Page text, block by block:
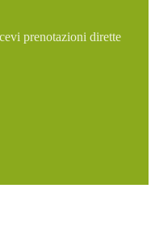
prenotazioni dirette